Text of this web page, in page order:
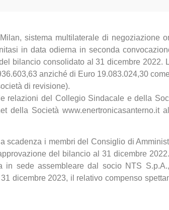
Milan, sistema multilaterale di negoziazione
in data odierna in seconda
bilancio consolidato al 31 dicembre 2022.
anziché di Euro 19.083.024,30
di revisione).
relazioni del Collegio Sindacale e della
Società www.enertronicasanterno.it
scadenza i membri del Consiglio di
del bilancio al 31 dicembre
in sede assembleare dal socio NTS
dicembre 2023, il relativo compenso